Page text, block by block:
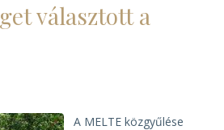
választott a
A MELTE közgyűlése